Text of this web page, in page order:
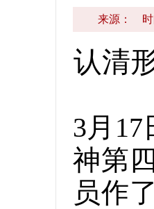
来源：
认清
3月
神第
员作